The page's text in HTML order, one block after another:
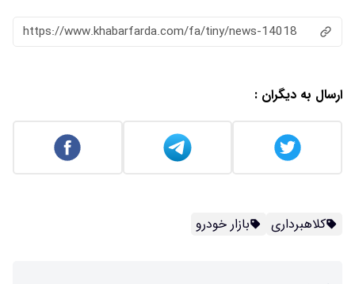
https://www.khabarfarda.com/fa/tiny/news-14018
ارسال به دیگران :
کلاهبرداری بازار خودرو